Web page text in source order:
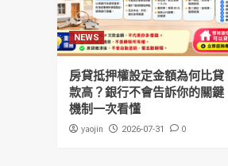
NEWS
房貸抵押權設定金額為何比貸
款高？銀行不會告訴你的關鍵
機制一次看懂
yaojin 2026-07-31 0